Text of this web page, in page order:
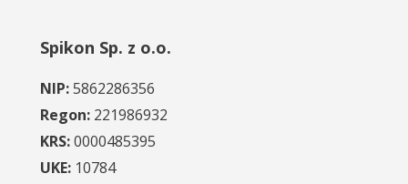
Spikon Sp. z o.o.
NIP:5862286356
Regon: 221986932
KRS:0000485395
UKE: 10784